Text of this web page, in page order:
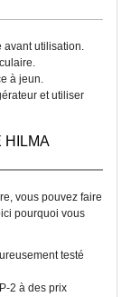
avant utilisation.
à jeun.
et utiliser
HILMA
vous pouvez faire
pourquoi vous
testé
2 à des prix